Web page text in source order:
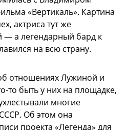
«Вертикаль». Картина
актриса тут же
— а легендарный бард к
на всю страну.
отношениях Лужиной и
то быть у них на площадке,
многие
Об этом она
проекта «Легенда» для